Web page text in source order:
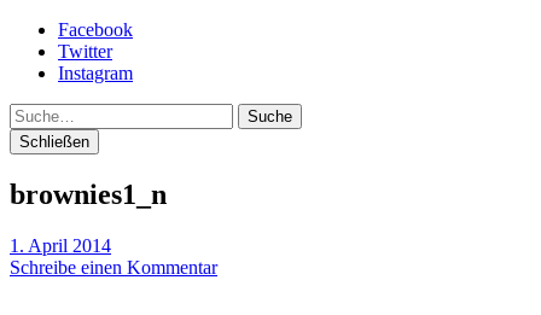
Facebook
Twitter
Instagram
Suche
Schließen
brownies1_n
1. April 2014
Schreibe einen Kommentar